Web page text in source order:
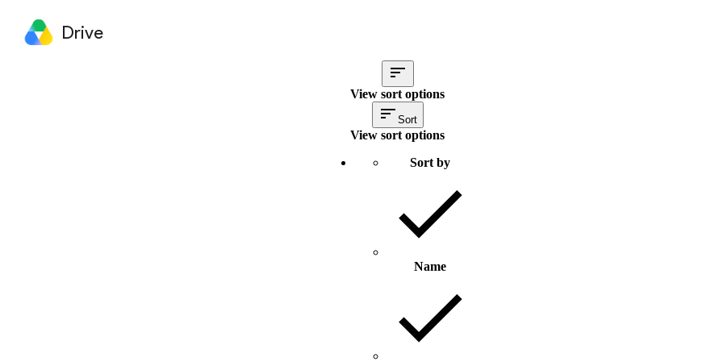
Drive
View sort options
Sort
View sort options
Sort by
Name